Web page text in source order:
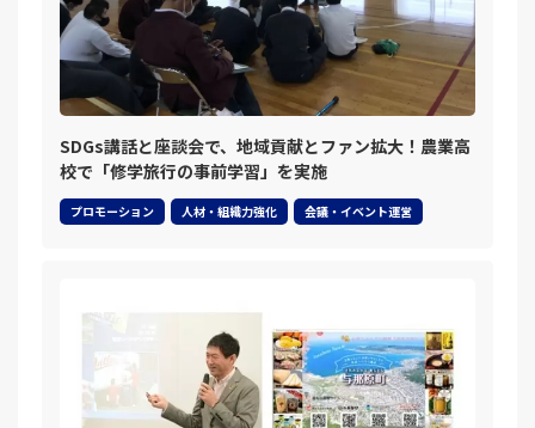
SDGs講話と座談会で、地域貢献とファン拡大！農業高
校で「修学旅行の事前学習」を実施
プロモーション 人材・組織力強化 会議・イベント運営